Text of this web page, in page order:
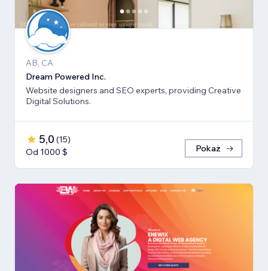
AB, CA
Dream Powered Inc.
Website designers and SEO experts, providing Creative
Digital Solutions.
5,0 (15)
Od 1000 $
Pokaż